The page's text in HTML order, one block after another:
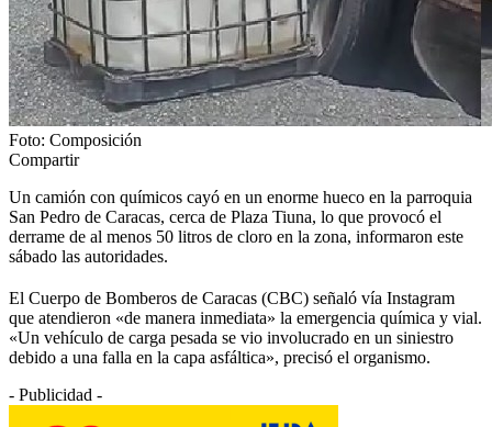
Foto: Composición
Compartir
Un camión con químicos cayó en un enorme hueco en la parroquia
San Pedro de Caracas, cerca de Plaza Tiuna, lo que provocó el
derrame de al menos 50 litros de cloro en la zona, informaron este
sábado las autoridades.
El Cuerpo de Bomberos de Caracas (CBC) señaló vía Instagram
que atendieron «de manera inmediata» la emergencia química y vial.
«Un vehículo de carga pesada se vio involucrado en un siniestro
debido a una falla en la capa asfáltica», precisó el organismo.
- Publicidad -